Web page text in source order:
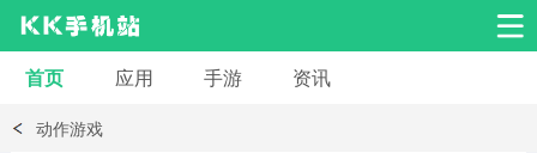
安卓应用
首页 应用 手游 资讯
动作游戏